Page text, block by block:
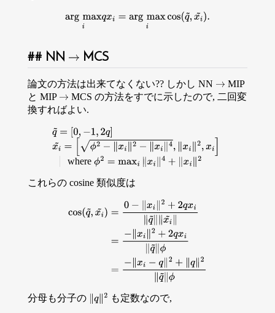
argmaxiqxi =argmaxicos(q~,xi~).
NN → MCS
論文の方法は出来てなくない?? しかし NN → MIP
と MIP → MCS の方法をすでに示したので, 二回変
換すればよい.
q~= 0,−1,2q]
xi~=[ 2−∥xi ∥2 ∥xi ∥4 ,∥x ∥2 xi]
where ϕ2=maxi∥xi ∥ 4+ x ∥2
これらの cosine 類似度は
− ∥2 qx i∥q ~∥∥ xi ~∥ =−∥x
分母も分子の q∥ 2 も定数なので,